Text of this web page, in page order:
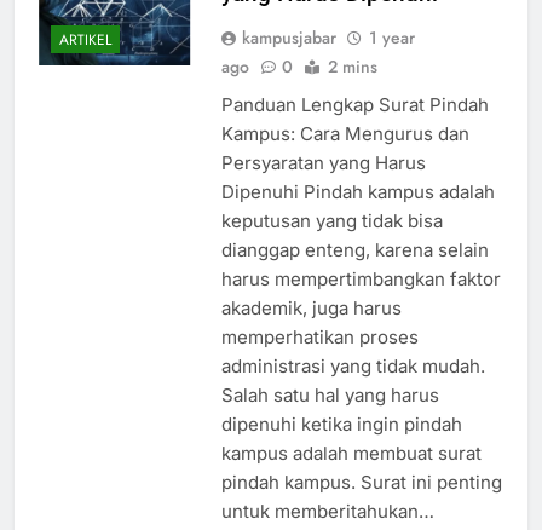
ARTIKEL
yang Harus Dipenuhi
kampusjabar
1 year
Panduan Lengkap Surat Pindah
Kampus: Cara Mengurus dan
Persyaratan yang Harus
Dipenuhi Pindah kampus adalah
keputusan yang tidak bisa
dianggap enteng, karena selain
harus mempertimbangkan faktor
akademik, juga harus
memperhatikan proses
administrasi yang tidak mudah.
Salah satu hal yang harus
dipenuhi ketika ingin pindah
kampus adalah membuat surat
pindah kampus. Surat ini penting